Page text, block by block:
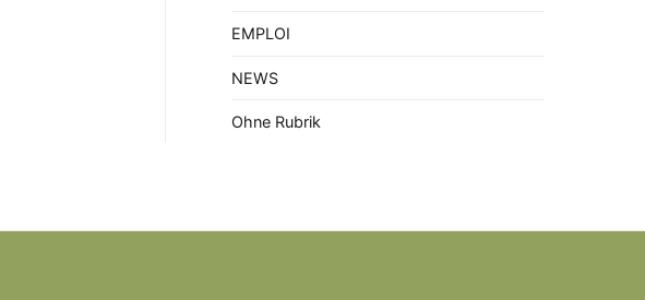
EMPLOI
NEWS
Ohne Rubrik